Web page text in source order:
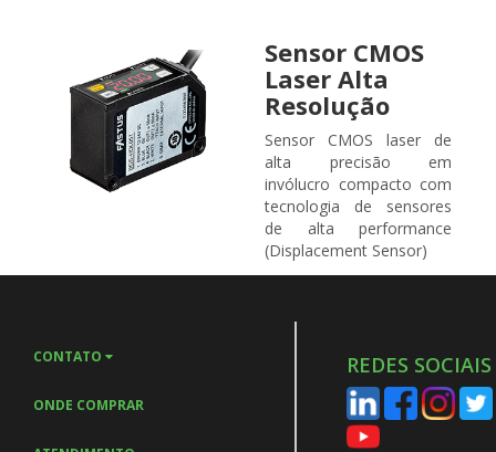
Sensor CMOS
Laser Alta
Resolução
Sensor CMOS laser de
alta precisão em
invólucro compacto com
tecnologia de sensores
de alta performance
(Displacement Sensor)
CONTATO
ONDE COMPRAR
REDES SOCIAIS